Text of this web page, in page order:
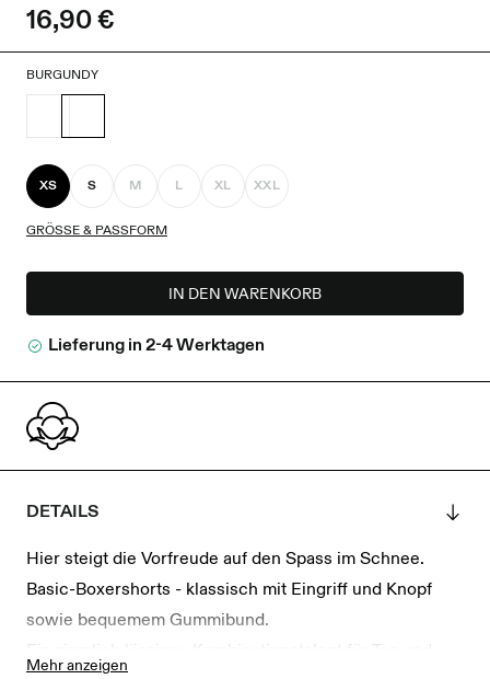
16,90 €
BURGUNDY
XS S M L XL XXL
GRÖSSE & PASSFORM
IN DEN WARENKORB
Lieferung in 2-4 Werktagen
DETAILS
Hier steigt die Vorfreude auf den Spass im Schnee.
Basic-Boxershorts - klassisch mit Eingriff und Knopf
sowie bequemem Gummibund.
Mehr anzeigen